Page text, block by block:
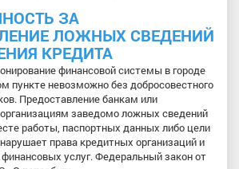
ЗА
ЛОЖНЫХ СВЕДЕНИЙ
КРЕДИТА
финансовой системы в городе
пункте невозможно без добросовестного
Предоставление банкам или
заведомо ложных сведений
работы, паспортных данных либо цели
права кредитных организаций и
услуг. Федеральный закон от